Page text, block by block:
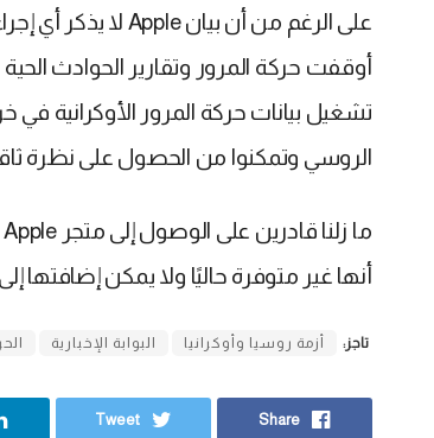
الروسي وتمكنوا من الحصول على نظرة
أنها غير متوفرة حاليًا ولا يمكن إضافتها
تاجز: أزمة روسيا وأوكرانيا البوابة الإخبارية
Share
Tweet